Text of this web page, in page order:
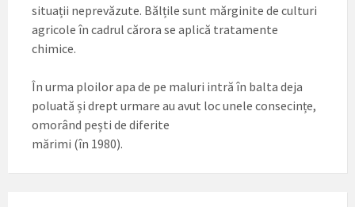
situații neprevăzute. Bălțile sunt mărginite de culturi
agricole în cadrul cărora se aplică tratamente
chimice.
În urma ploilor apa de pe maluri intră în balta deja
poluată și drept urmare au avut loc unele consecințe,
omorând pești de diferite
mărimi (în 1980).